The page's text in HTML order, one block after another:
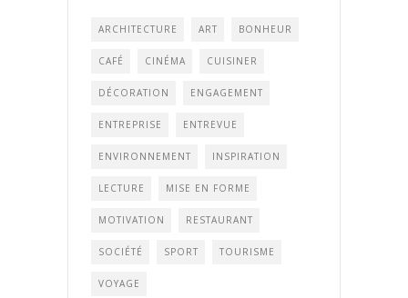
ARCHITECTURE ART BONHEUR
CAFÉ CINÉMA CUISINER
DÉCORATION ENGAGEMENT
ENTREPRISE ENTREVUE
ENVIRONNEMENT INSPIRATION
LECTURE MISE EN FORME
MOTIVATION RESTAURANT
SOCIÉTÉ SPORT TOURISME
VOYAGE